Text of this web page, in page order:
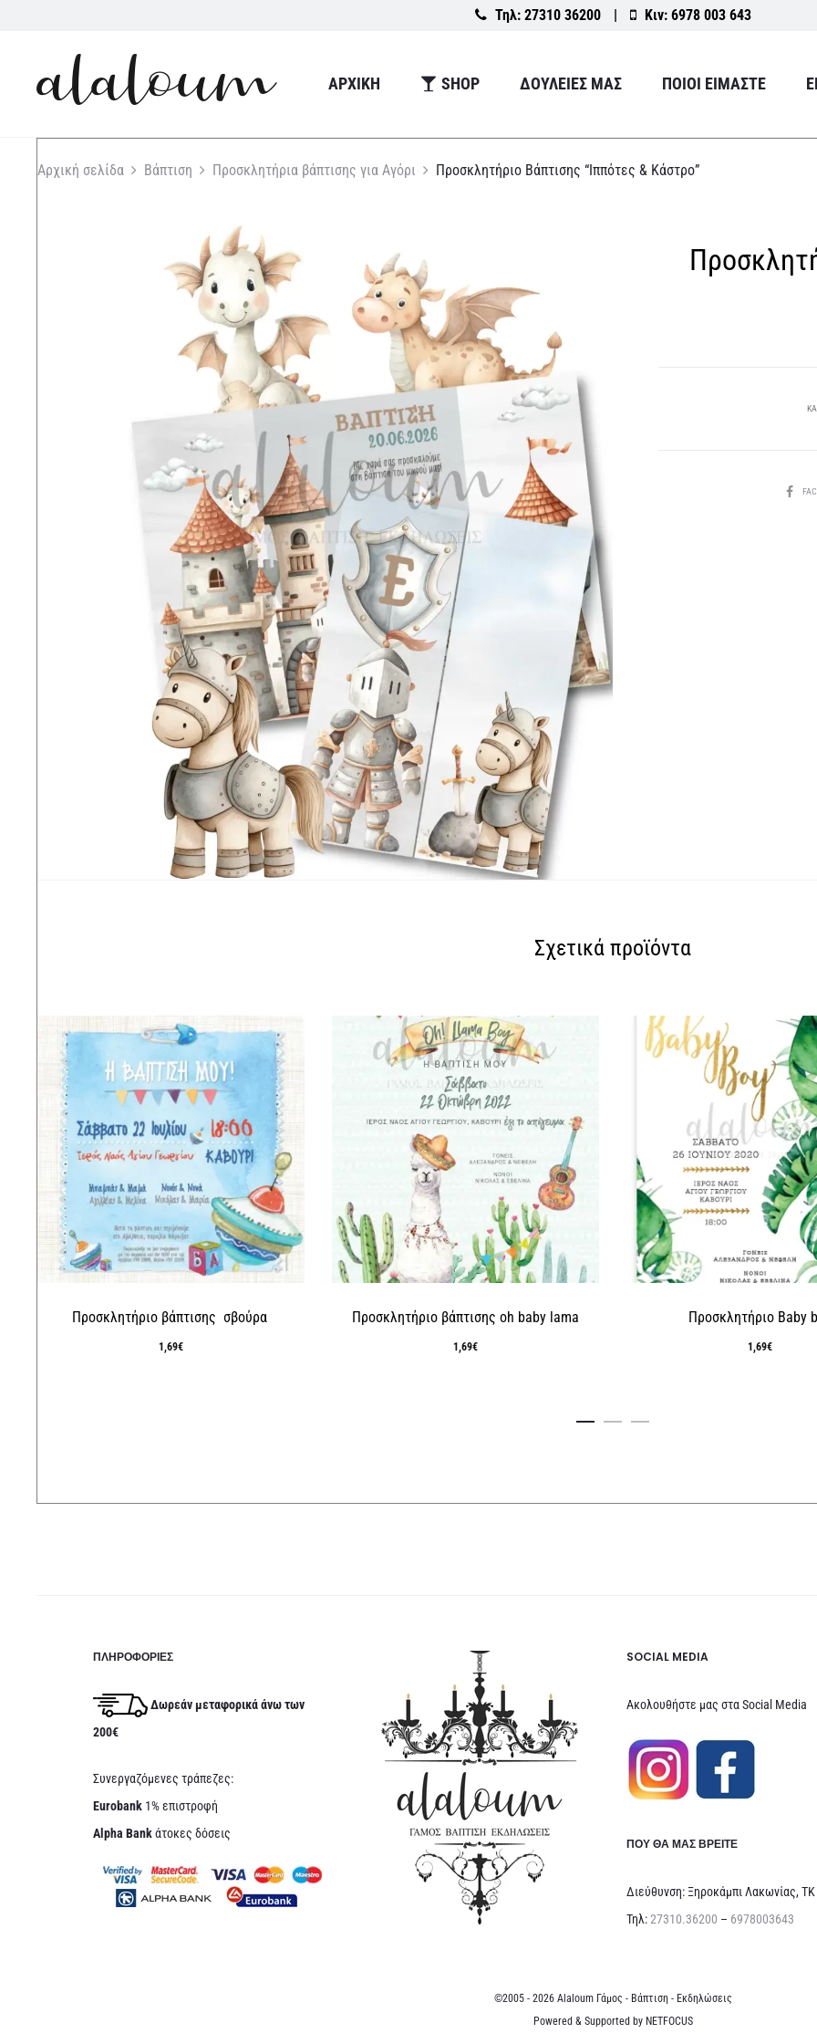
Τηλ: 27310 36200 | Κιν: 6978 003 643
ΑΡΧΙΚΉ SHOP ΔΟΥΛΕΙΕΣ ΜΑΣ ΠΟΙΟΙ ΕΙΜΑΣΤΕ
Αρχική σελίδα Βάπτιση Προσκλητήρια βάπτισης για Αγόρι Προσκλητήριο Βάπτισης “Ιππότες & Κάστρο”
SHARE
Σχετικά προϊόντα
Προσκλητήριο βάπτισης σβούρα
1,69€
Προσκλητήριο βάπτισης oh baby lama
1,69€
Προσκλητήριο Baby
1,69€
ΠΛΗΡΟΦΟΡΊΕΣ
Δωρεάν μεταφορικά άνω των
200€
Συνεργαζόμενες τράπεζες:
Eurobank 1% επιστροφή
Alpha Bankάτοκες δόσεις
SOCIAL MEDIA
Ακολουθήστε μας στα Social Media
ΠΟΥ ΘΑ ΜΑΣ ΒΡΕΊΤΕ
Διεύθυνση: Ξηροκάμπι Λακωνίας,
Τηλ:27310.36200 – 6978003643
©2005 - 2026 Alaloum Γάμος - Βάπτιση - Εκδηλώσεις
Powered & Supported by NETFOCUS